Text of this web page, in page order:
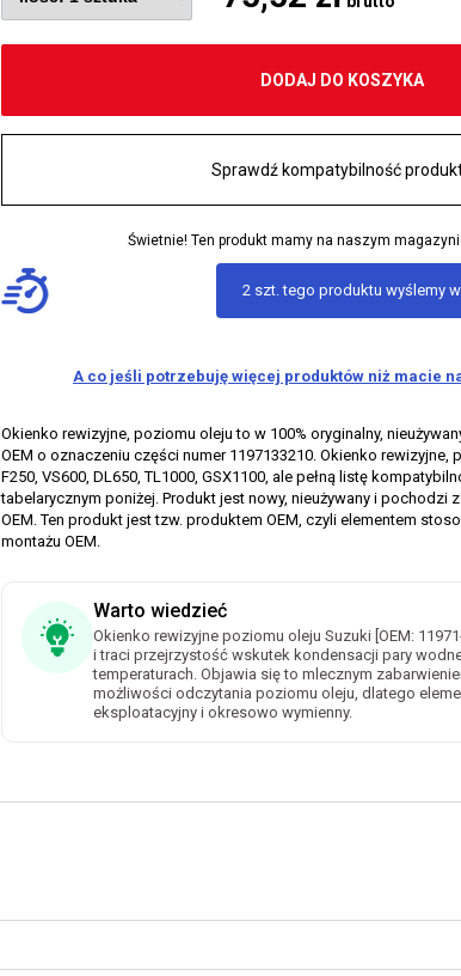
DODAJ DO KOSZYKA
Sprawdź kompatybilność
Świetnie! Ten produkt mamy na naszym
2 szt. tego produktu wyślemy
A co jeśli potrzebuję więcej produktów niż macie
Okienko rewizyjne, poziomu oleju to w 100% oryginalny,
OEM o oznaczeniu części numer 1197133210. Okienko rewizyjne,
F250, VS600, DL650, TL1000, GSX1100, ale pełną listę
tabelarycznym poniżej. Produkt jest nowy, nieużywany i pochodzi
OEM. Ten produkt jest tzw. produktem OEM, czyli elementem
montażu OEM.
Warto wiedzieć
Okienko rewizyjne poziomu oleju Suzuki [OEM:
i traci przejrzystość wskutek kondensacji pary
temperaturach. Objawia się to mlecznym
możliwości odczytania poziomu oleju, dlatego
eksploatacyjny i okresowo wymienny.